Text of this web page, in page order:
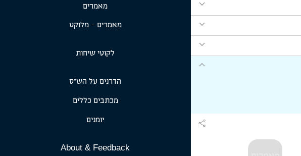
מאמרים
מאמרים - מלוקט
לקוטי שיחות
הדרנים על הש״ס
מכתבים כללים
יומנים
About & Feedback
expand_more
expand_more
expand_more
expand_more
share